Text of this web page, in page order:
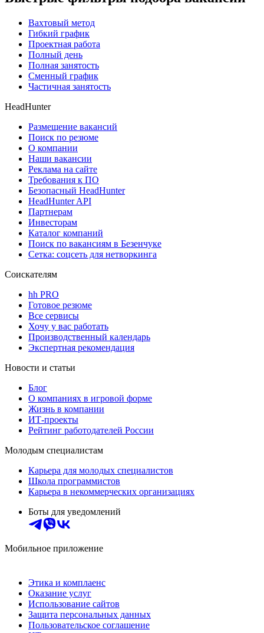
Вахтовый метод
Гибкий график
Проектная работа
Полный день
Полная занятость
Сменный график
Частичная занятость
HeadHunter
Размещение вакансий
Поиск по резюме
О компании
Наши вакансии
Реклама на сайте
Требования к ПО
Безопасный HeadHunter
HeadHunter API
Партнерам
Инвесторам
Каталог компаний
Поиск по вакансиям в Безенчуке
Сетка: соцсеть для нетворкинга
Соискателям
hh PRO
Готовое резюме
Все сервисы
Хочу у вас работать
Производственный календарь
Экспертная рекомендация
Новости и статьи
Блог
О компаниях в игровой форме
Жизнь в компании
ИТ-проекты
Рейтинг работодателей России
Молодым специалистам
Карьера для молодых специалистов
Школа программистов
Карьера в некоммерческих организациях
Боты для уведомлений
Мобильное приложение
Этика и комплаенс
Оказание услуг
Использование сайтов
Защита персональных данных
Пользовательское соглашение